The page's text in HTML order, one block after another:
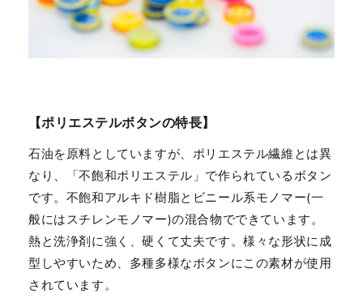
【ポリエステルボタンの特長】
石油を原料としていますが、ポリエステル繊維とは異
なり、「不飽和ポリエステル」で作られているボタン
です。不飽和アルキド樹脂とビニール系モノマー(一
般にはスチレンモノマー)の混合物でできています。
熱と洗浄剤に強く、硬くて丈夫です。様々な形状に成
型しやすいため、多種多様なボタンにこの素材が使用
されています。